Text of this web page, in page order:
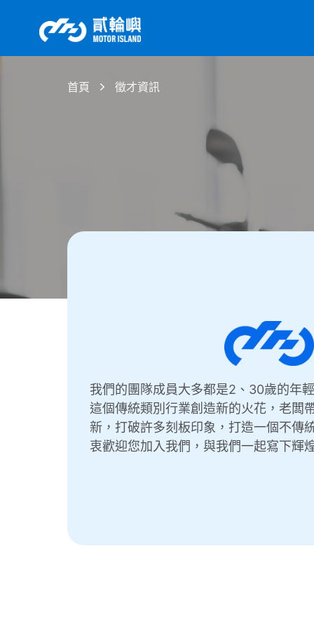
首頁 徵才資訊
我們的團隊成員大多都是2、30歲的年
這個傳統類別行業創造新的火花，老闆
新，打破許多刻板印象，打造一個不傳
衷歡迎您加入我們，與我們一起寫下輝